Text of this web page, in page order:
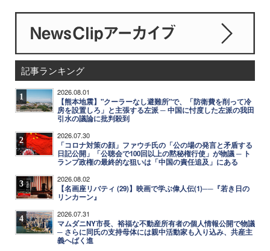
記事ランキング
1 2026.08.01
【熊本地震】"クーラーなし避難所"で、「防衛費を削って冷
房を設置しろ」と主張する左派 ─ 中国に忖度した左派の我田
引水の議論に批判殺到
2 2026.07.30
「コロナ対策の顔」ファウチ氏の「公の場の発言と矛盾する
日記公開」「公聴会で100回以上の黙秘権行使」が物議 ─ ト
ランプ政権の最終的な狙いは「中国の責任追及」にある
3 2026.08.02
【名画座リバティ (29)】映画で学ぶ偉人伝(1)──『若き日の
リンカーン』
4 2026.07.31
マムダニNY市長、裕福な不動産所有者の個人情報公開で物議
─ さらに同氏の支持母体には親中活動家も入り込み、共産主
義へばく進